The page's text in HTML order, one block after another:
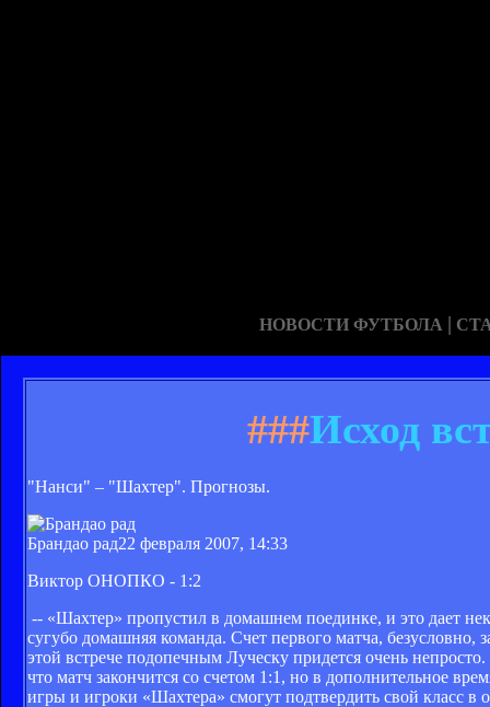
НОВОСТИ ФУТБОЛА |
###Исход
"Нанси" – "Шахтер". Прогнозы.
Брандао рад22 февраля 2007, 14:33
Виктор ОНОПКО - 1:2
-- «Шахтер» пропустил в домашнем поединке, и это дает
сугубо домашняя команда. Счет первого матча,
этой встрече подопечным Луческу придется очень
что матч закончится со счетом 1:1, но в дополнительное
игры и игроки «Шахтера» смогут подтвердить свой класс в